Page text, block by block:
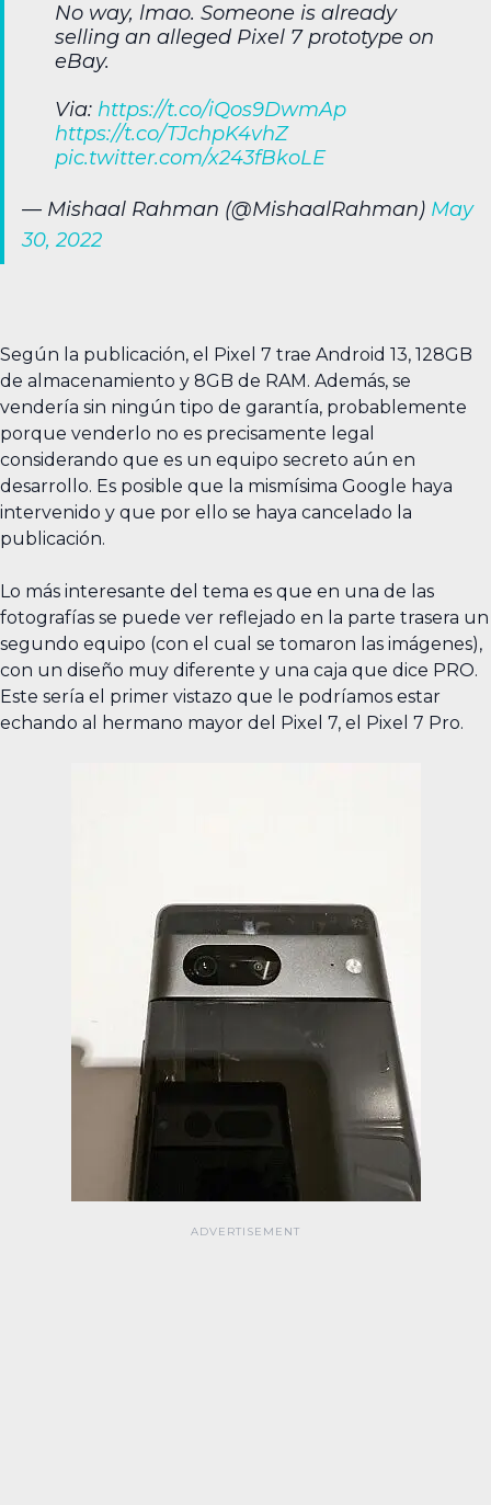
No way, lmao. Someone is already
selling an alleged Pixel 7 prototype on
eBay.
Via: https://t.co/iQos9DwmAp
https://t.co/TJchpK4vhZ
pic.twitter.com/x243fBkoLE
— Mishaal Rahman (@MishaalRahman) May
30, 2022
Según la publicación, el Pixel 7 trae Android 13, 128GB
de almacenamiento y 8GB de RAM. Además, se
vendería sin ningún tipo de garantía, probablemente
porque venderlo no es precisamente legal
considerando que es un equipo secreto aún en
desarrollo. Es posible que la mismísima Google haya
intervenido y que por ello se haya cancelado la
publicación.
Lo más interesante del tema es que en una de las
fotografías se puede ver reflejado en la parte trasera un
segundo equipo (con el cual se tomaron las imágenes),
con un diseño muy diferente y una caja que dice PRO.
Este sería el primer vistazo que le podríamos estar
echando al hermano mayor del Pixel 7, el Pixel 7 Pro.